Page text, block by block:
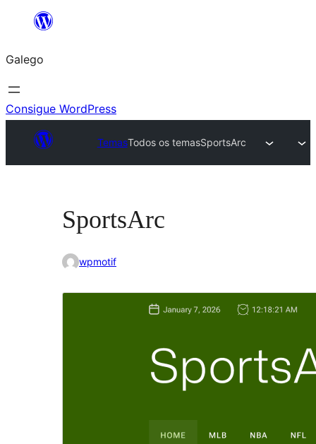
Saltar
contido
Galego
Consigue WordPress
TemasTodos os temasSportsArc
SportsArc
wpmotif